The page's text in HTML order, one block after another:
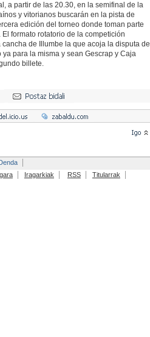
a partir de las 20.30, en la semifinal de la
y vitorianos buscarán en la pista de
edición del torneo donde toman parte
formato rotatorio de la competición
de Illumbe la que acoja la disputa de
para la misma y sean Gescrap y Caja
billete.
Iragarkiak RSS Titularrak